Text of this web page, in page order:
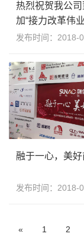
热烈祝贺我公
加“接力改革伟
民营企业家培训
发布时间：2018-
融于一心，美
发布时间：2018-
« 1 2